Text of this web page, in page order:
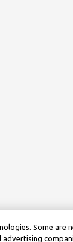
Some are